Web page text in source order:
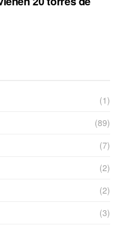
(1)
(89)
(7)
(2)
(2)
(3)